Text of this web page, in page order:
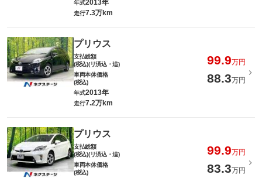
年式2013年
走行7.3万km
プリウス
支払総額
(税込)(リ済込・追)
99.9万円
車両本体価格
(税込)
88.3万円
年式2013年
走行7.2万km
プリウス
支払総額
(税込)(リ済込・追)
99.9万円
車両本体価格
(税込)
83.3万円